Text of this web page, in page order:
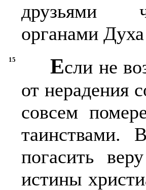
друзьями
органами
15 Если не
от нерадения
совсем
таинствами.
погасить
истины